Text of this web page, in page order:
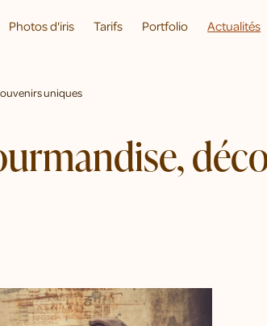
Photos d'iris Tarifs Portfolio Actualités
uniques